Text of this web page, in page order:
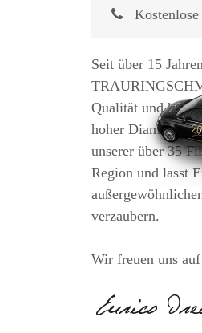
Seit über 15
Qualität und
hoher
unserer über 35
Region und lasst
verzaubern.
Wir freuen uns